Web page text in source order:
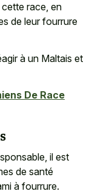
race, en
de leur fourrure
à un Maltais et
De Race
il est
de santé
à fourrure.